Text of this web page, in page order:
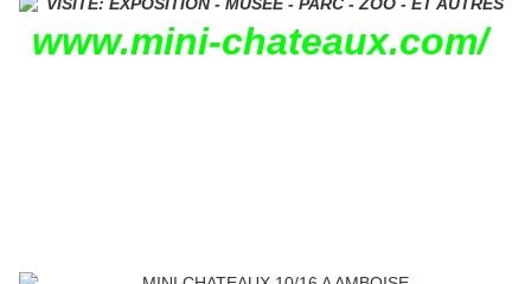
www.mini-chateaux.com/